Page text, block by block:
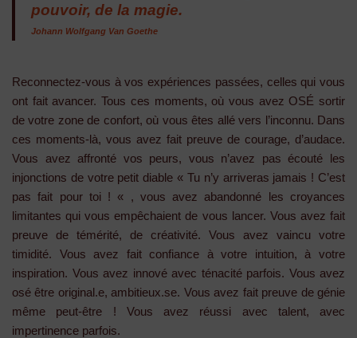
pouvoir, de la magie.
Johann Wolfgang Van Goethe
Reconnectez-vous à vos expériences passées, celles qui vous
ont fait avancer. Tous ces moments, où vous avez OSÉ sortir
de votre zone de confort, où vous êtes allé vers l’inconnu. Dans
ces moments-là, vous avez fait preuve de courage, d’audace.
Vous avez affronté vos peurs, vous n’avez pas écouté les
injonctions de votre petit diable « Tu n’y arriveras jamais ! C’est
pas fait pour toi ! « , vous avez abandonné les croyances
limitantes qui vous empêchaient de vous lancer. Vous avez fait
preuve de témérité, de créativité. Vous avez vaincu votre
timidité. Vous avez fait confiance à votre intuition, à votre
inspiration. Vous avez innové avec ténacité parfois. Vous avez
osé être original.e, ambitieux.se. Vous avez fait preuve de génie
même peut-être ! Vous avez réussi avec talent, avec
impertinence parfois.